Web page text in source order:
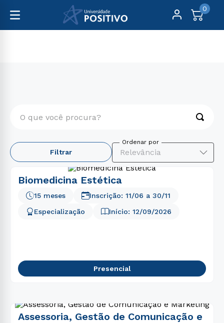
0
Filtrar Relevância
Biomedicina Estética
15 meses
Especialização
Início: 12/09/2026
Inscrição: 11/06 a 30/11
Presencial
Assessoria, Gestão de Comunicação e
TERMOS MAIS BUSCADOS
engenharia
2 º
educação física
º
biomedicina
7º
fisioterapia
8º
psicologia
10
farmácia